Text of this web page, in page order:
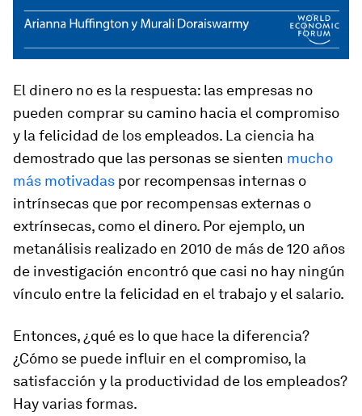
El dinero no es la respuesta: las empresas no
pueden comprar su camino hacia el compromiso
y la felicidad de los empleados. La ciencia ha
demostrado que las personas se sienten mucho
más motivadas por recompensas internas o
intrínsecas que por recompensas externas o
extrínsecas, como el dinero. Por ejemplo, un
metanálisis realizado en 2010 de más de 120 años
de investigación encontró que casi no hay ningún
vínculo entre la felicidad en el trabajo y el salario.
Entonces, ¿qué es lo que hace la diferencia?
¿Cómo se puede influir en el compromiso, la
satisfacción y la productividad de los empleados?
Hay varias formas.